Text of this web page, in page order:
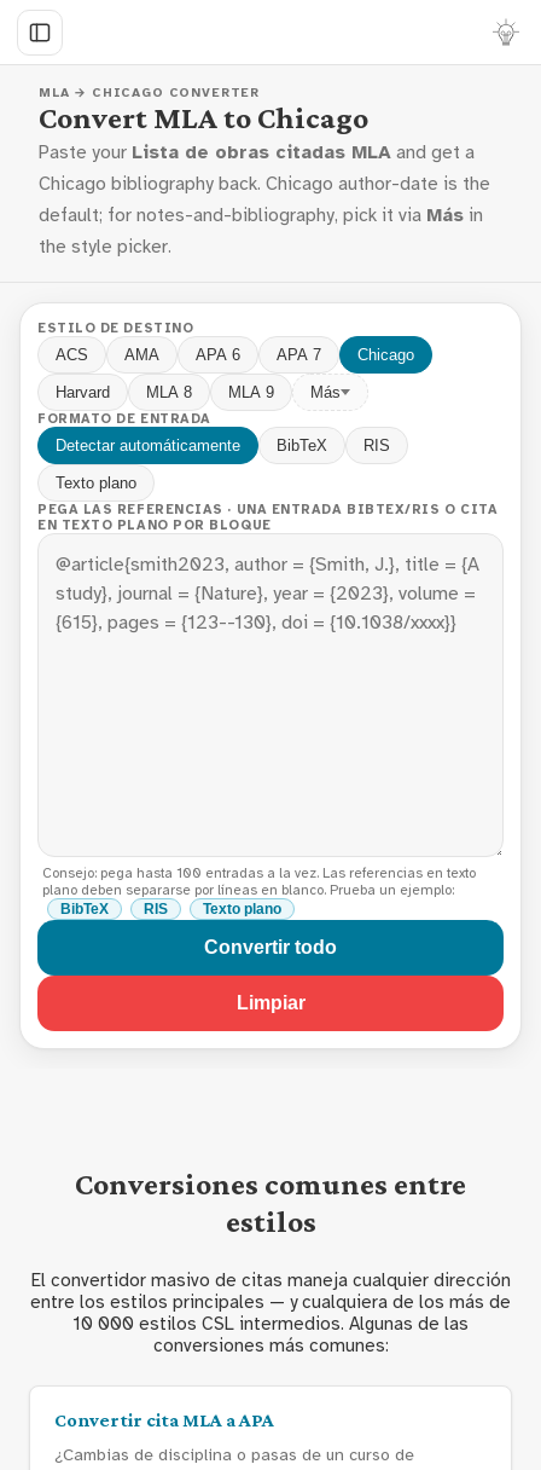
MLA → CHICAGO CONVERTER
Convert MLA to Chicago
Paste your Lista de obras citadas MLA and get a
Chicago bibliography back. Chicago author-date is the
default; for notes-and-bibliography, pick it via Más in
the style picker.
ESTILO DE DESTINO
ACS AMA APA 6 APA 7 Chicago
Harvard MLA 8 MLA 9 Más
FORMATO DE ENTRADA
Detectar automáticamente BibTeX RIS
Texto plano
PEGA LAS REFERENCIAS · UNA ENTRADA BIBTEX/RIS O CITA
EN TEXTO PLANO POR BLOQUE
Consejo: pega hasta 100 entradas a la vez. Las referencias en texto
plano deben separarse por líneas en blanco. Prueba un ejemplo:
BibTeX RIS Texto plano
Convertir todo
Limpiar
Conversiones comunes entre
estilos
El convertidor masivo de citas maneja cualquier dirección
entre los estilos principales — y cualquiera de los más de
10 000 estilos CSL intermedios. Algunas de las
conversiones más comunes:
Convertir cita MLA a APA
¿Cambias de disciplina o pasas de un curso de